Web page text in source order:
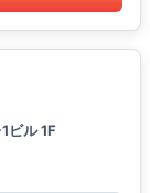
ビル 1F